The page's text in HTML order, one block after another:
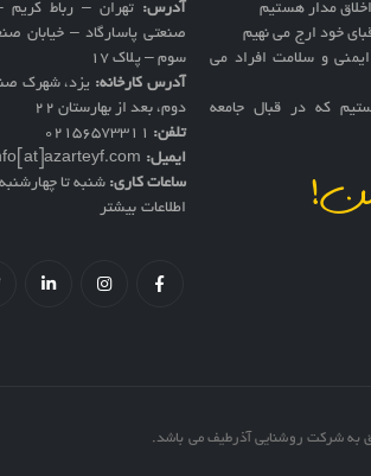
مدار هستیم
خود ارج می نهیم
ایمنی و سلامت افراد می
که در قبال جامعه
کن!
آدرس: تهران – رباط
صنعتی پاسارگاد – خیابان
سوم – پلاک 17
آدرس کارخانه:
دوم، بعد از بهارستان ۲۲
تلفن: 02156573311
ایمیل:
ساعات کاری: شنبه تا چهارشنبه 9 الی 18
اطلاعات بیشتر
به شرکت روشنایی آذرطیف می باشد.